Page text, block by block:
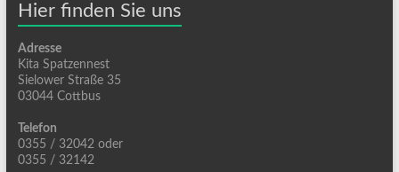
Hier finden Sie uns
Adresse
Kita Spatzennest
Sielower Straße 35
03044 Cottbus
Telefon
0355 / 32042 oder
0355 / 32142